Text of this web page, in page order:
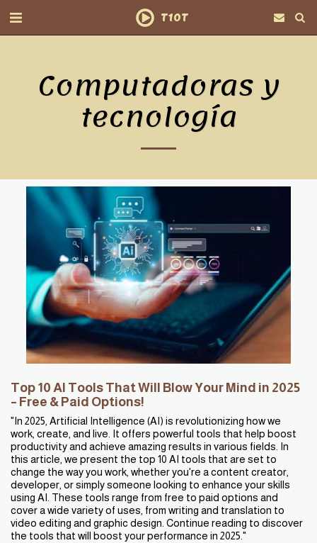
T10T
Computadoras y
tecnología
Top 10 AI Tools That Will Blow Your Mind in 2025
– Free & Paid Options!
"In 2025, Artificial Intelligence (AI) is revolutionizing how we
work, create, and live. It offers powerful tools that help boost
productivity and achieve amazing results in various fields. In
this article, we present the top 10 AI tools that are set to
change the way you work, whether you're a content creator,
developer, or simply someone looking to enhance your skills
using AI. These tools range from free to paid options and
cover a wide variety of uses, from writing and translation to
video editing and graphic design. Continue reading to discover
the tools that will boost your performance in 2025."